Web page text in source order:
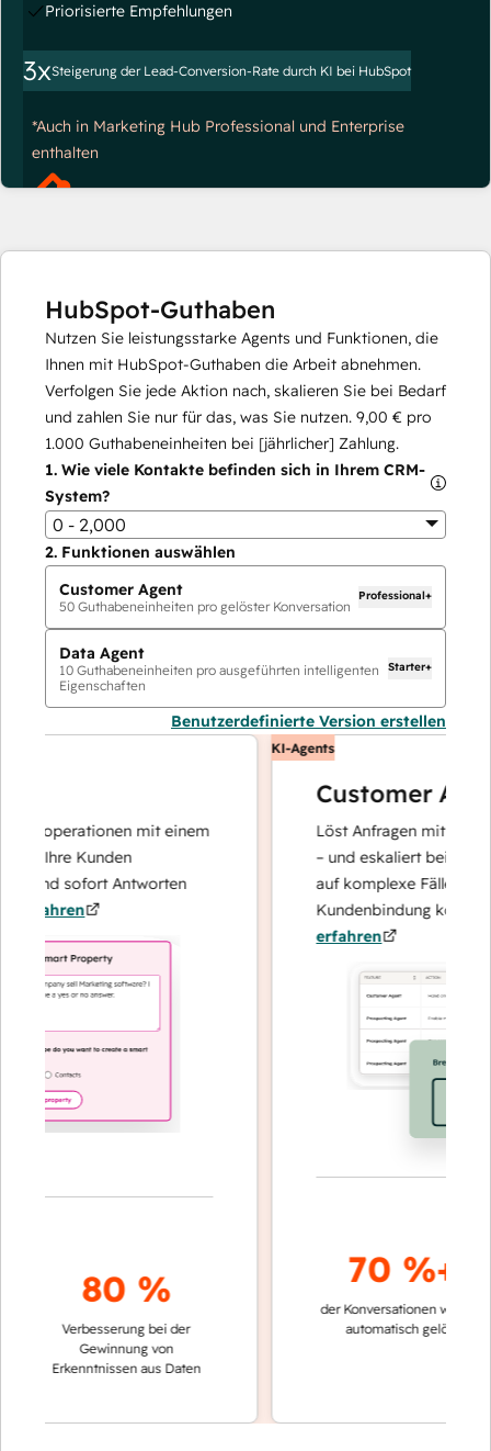
Priorisierte Empfehlungen
3xSteigerung der Lead-Conversion-Rate durch KI bei HubSpot
*Auch in Marketing Hub Professional und Enterprise
enthalten
HubSpot-Guthaben
Nutzen Sie leistungsstarke Agents und Funktionen, die
Ihnen mit HubSpot-Guthaben die Arbeit abnehmen.
Verfolgen Sie jede Aktion nach, skalieren Sie bei Bedarf
und zahlen Sie nur für das, was Sie nutzen. 9,00 € pro
1.000 Guthabeneinheiten bei [jährlicher] Zahlung.
1. Wie viele Kontakte befinden sich in Ihrem CRM-
System?
0 - 2,000
2. Funktionen auswählen
Customer Agent
50 Guthabeneinheiten pro gelöster Konversation
Professional+
Data Agent
10 Guthabeneinheiten pro ausgeführten intelligenten
Eigenschaften
Starter+
Benutzerdefinierte Version erstellen
mit einem
Ihre Kunden
sofort Antworten
80 %
Verbesserung bei der
Gewinnung von
Erkenntnissen aus Daten
KI-Agents
Customer Agent
Löst Anfragen mit
– und eskaliert bei Bedarf,
auf komplexe Fälle und
Kundenbindung
erfahren
70 %+
der Konversationen werden
automatisch gelöst